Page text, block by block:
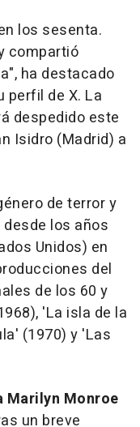
los sesenta.
compartió
ha destacado
perfil de X. La
despedido este
Isidro (Madrid) a
de terror y
los años
Unidos) en
del
de los 60 y
'La isla de la
(1970) y 'Las
Marilyn Monroe
un breve